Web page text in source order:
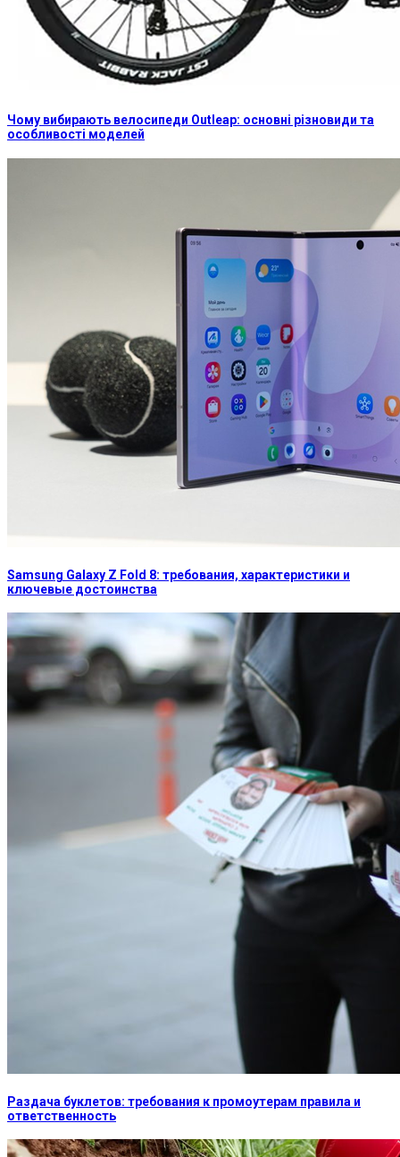
Чому вибирають велосипеди Outleap: основні різновиди та
особливості моделей
Samsung Galaxy Z Fold 8: требования, характеристики и
ключевые достоинства
Раздача буклетов: требования к промоутерам правила и
ответственность